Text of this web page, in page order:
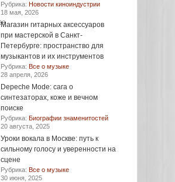
Рубрика: Новости киноиндустрии
18 мая, 2026
Магазин гитарных аксессуаров
при мастерской в Санкт-
Петербурге: пространство для
музыкантов и их инструментов
Рубрика: Все о музыке
28 апреля, 2026
Depeche Mode: сага о
синтезаторах, коже и вечном
поиске
Рубрика: Биографии знаменитостей
20 августа, 2025
Уроки вокала в Москве: путь к
сильному голосу и уверенности на
сцене
Рубрика: Все о музыке
30 июня, 2025